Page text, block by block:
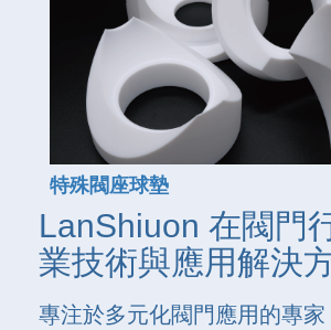
特殊閥座球墊
LanShiuon 在閥門
業技術與應用解決
專注於多元化閥門應用的專家